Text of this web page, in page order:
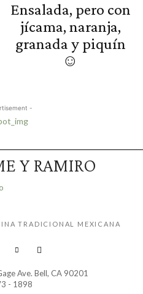
Ensalada, pero con
jícama, naranja,
granada y piquín
☺️
-
Y RAMIRO
TRADICIONAL MEXICANA
Ave. Bell, CA 90201
- 1898